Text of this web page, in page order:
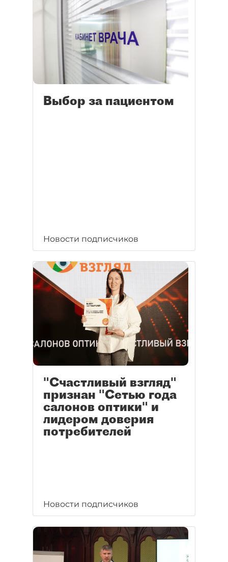
Выбор за пациентом
Новости подписчиков
"Счастливый взгляд"
признан "Сетью года
салонов оптики" и
лидером доверия
потребителей
Новости подписчиков